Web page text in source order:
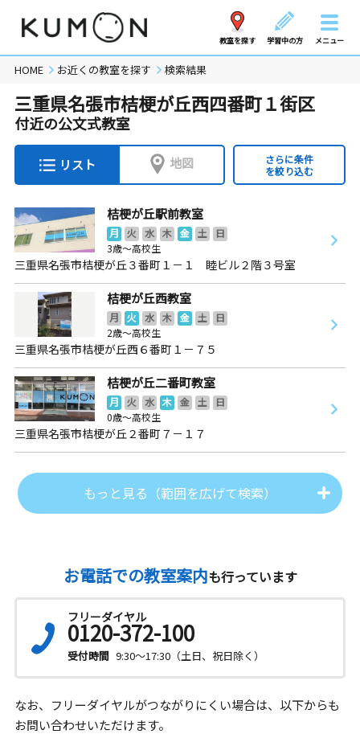
教室を探す 学習中の方 メニュー
HOME お近くの教室を探す 検索結果
三重県名張市桔梗が丘西四番町１街区
付近の公文式教室
リスト 地図
さらに条件
を絞り込む
桔梗が丘駅前教室
月 火 水 木 金 土
日
3歳～高校生
三重県名張市桔梗が丘３番町１－１ 睦ビル２階３号室
桔梗が丘西教室
月 火 水 木 金 土
日
2歳～高校生
三重県名張市桔梗が丘西６番町１－７５
桔梗が丘二番町教室
月 火 水 木 金 土
日
0歳～高校生
三重県名張市桔梗が丘２番町７－１７
もっと見る（範囲を広げて検索）
お電話での教室案内も行っています
フリーダイヤル
0120-372-100
受付時間 9:30～17:30（土日、祝日除く）
なお、フリーダイヤルがつながりにくい場合は、以下からも
お問い合わせいただけます。